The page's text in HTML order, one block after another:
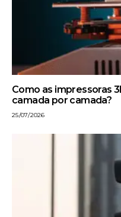
Como as impressoras
camada por camada?
25/07/2026